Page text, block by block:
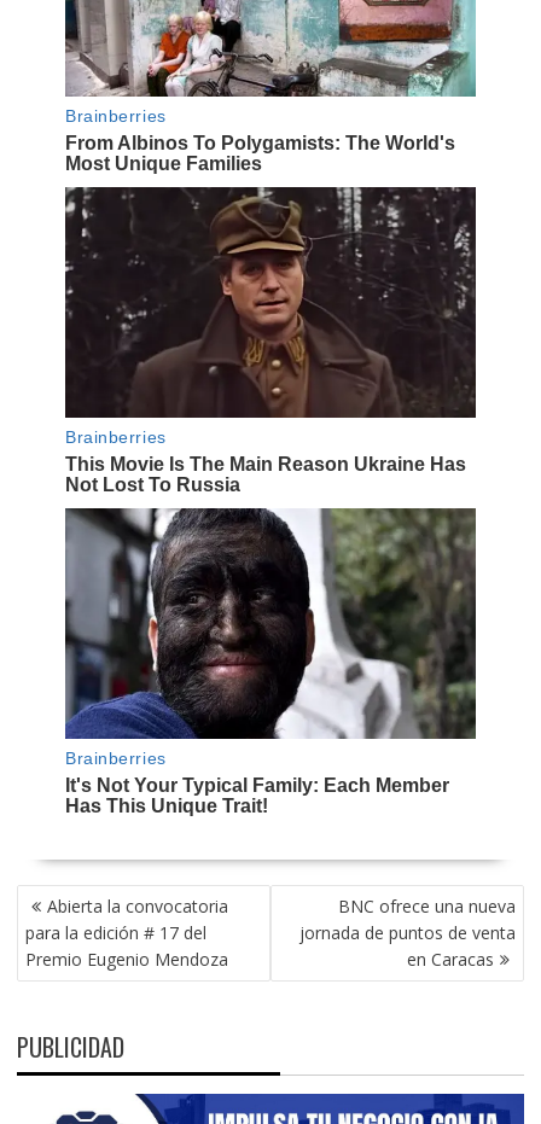
NAVEGACIÓN
DE
ENTRADAS
Abierta la convocatoria
para la edición # 17 del
Premio Eugenio Mendoza
BNC ofrece una nueva
jornada de puntos de venta
en Caracas
PUBLICIDAD